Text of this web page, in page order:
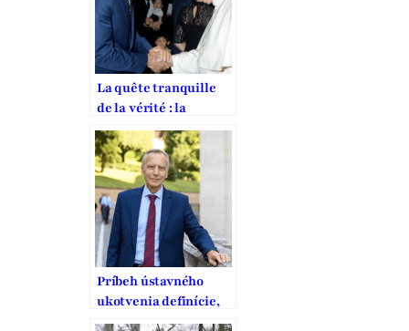
La quête tranquille
de la vérité : la
mission de Jan Figel
pour la liberté
religieuse
Príbeh ústavného
ukotvenia definície,
ochrany a podpory